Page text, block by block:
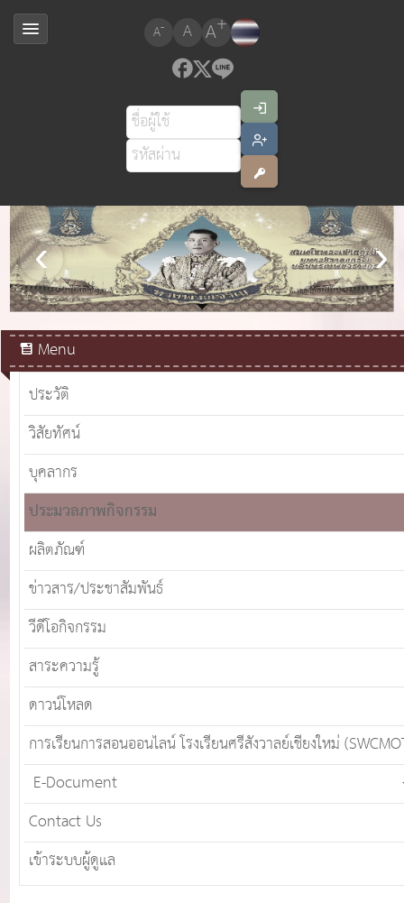
A- A A+
สมเด็จพระเจ้าอยู่หัวมหาวชิราลงกรณ บดินทรเทพยวรางกูร
Menu
ประวัติ
วิสัยทัศน์
บุคลากร
ประมวลภาพกิจกรรม
ผลิตภัณฑ์
ข่าวสาร/ประชาสัมพันธ์
วีดีโอกิจกรรม
สาระความรู้
ดาวน์โหลด
การเรียนการสอนออนไลน์ โรงเรียนศรีสังวาลย์เชียงใหม่
E-Document
Contact Us
เข้าระบบผู้ดูแล